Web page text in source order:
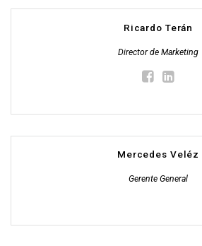
Ricardo Terán
Director de Marketing
Mercedes Veléz
Gerente General